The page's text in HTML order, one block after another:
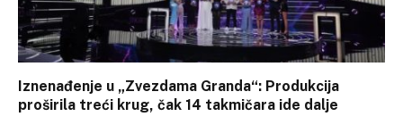
Iznenađenje u „Zvezdama Granda“: Produkcija
proširila treći krug, čak 14 takmičara ide dalje